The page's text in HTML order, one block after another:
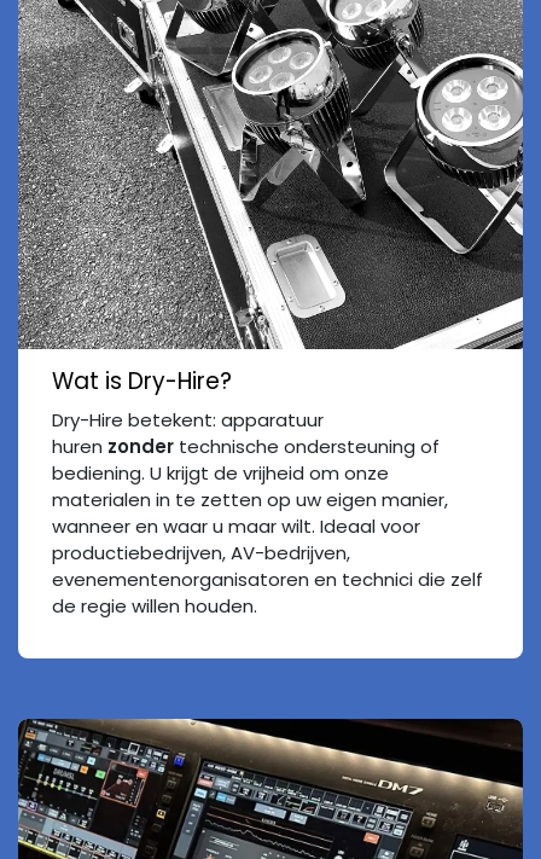
W​at is Dry-Hire?
Dry-Hire betekent: apparatuur
huren zonder technische ondersteuning of
bediening. U krijgt de vrijheid om onze
materialen in te zetten op uw eigen manier,
wanneer en waar u maar wilt. Ideaal voor
productiebedrijven, AV-bedrijven,
evenementenorganisatoren en technici die zelf
de regie willen houden.